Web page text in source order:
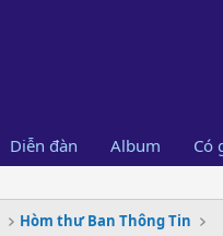
Diễn đàn Album Có
Hòm thư Ban Thông Tin